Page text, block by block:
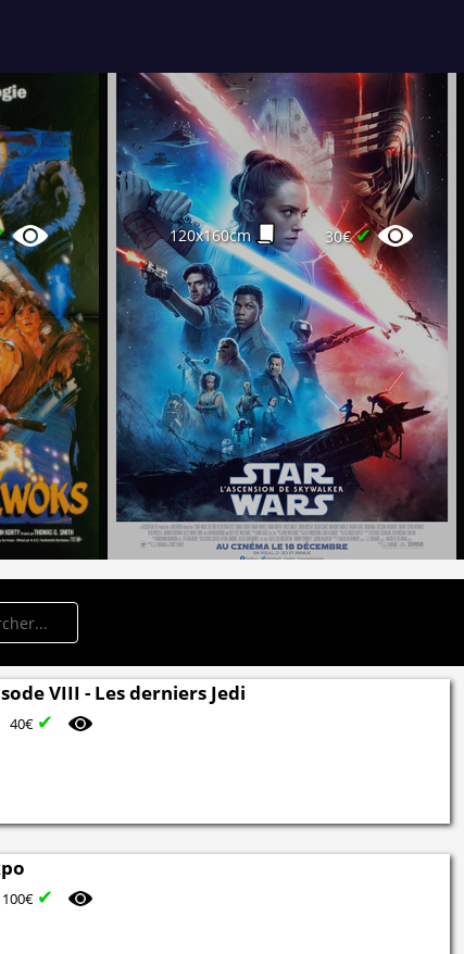
120x160cm 30€✔
VIII - Les derniers Jedi
40€ ✔
100€ ✔